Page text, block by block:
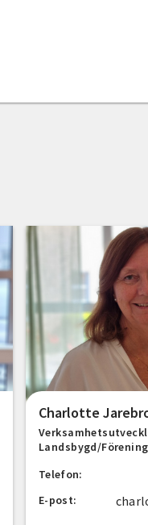
Charlotte
Landsbygd/Förening
Telefon:
E-post: